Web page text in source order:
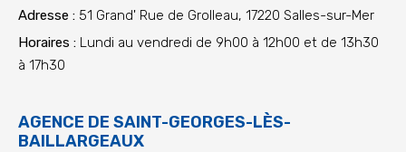
Adresse : 51 Grand' Rue de Grolleau, 17220 Salles-sur-Mer
Horaires : Lundi au vendredi de 9h00 à 12h00 et de 13h30
à 17h30
AGENCE DE SAINT-GEORGES-LÈS-
BAILLARGEAUX